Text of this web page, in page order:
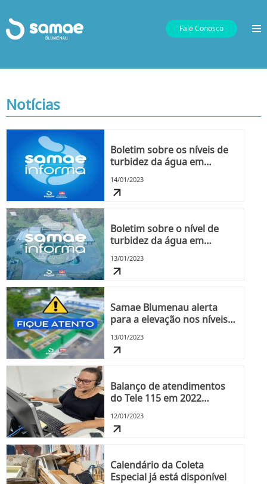
Fale Conosco
Notícias
Boletim sobre os níveis de
turbidez da água em
janeiro, às 13h
14/01/2023
Boletim sobre o nível de
turbidez da água em
13/01/2023
Samae Blumenau alerta
para a elevação nos níveis
13/01/2023
Balanço de atendimentos
do Tele 115 em 2022
12/01/2023
Calendário da Coleta
Especial já está disponível